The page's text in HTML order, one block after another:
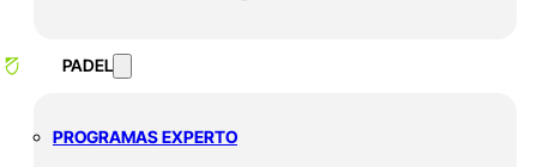
PADEL
PROGRAMAS EXPERTO